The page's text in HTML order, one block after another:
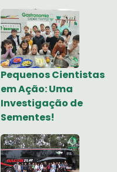
Pequenos Cientistas
em Ação: Uma
Investigação de
Sementes!